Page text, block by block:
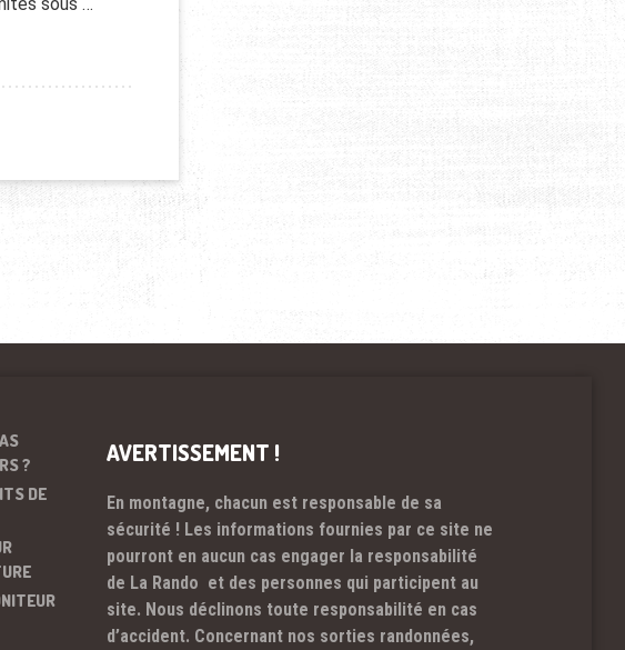
VOTRE APNÉE EN CHASSE SOUS-MARINE
?
DE
AVERTISSEMENT !
En montagne, chacun est responsable de sa
sécurité ! Les informations fournies par ce site ne
pourront en aucun cas engager la responsabilité
de La Rando et des personnes qui participent au
site. Nous déclinons toute responsabilité en cas
d’accident. Concernant nos sorties randonnées,